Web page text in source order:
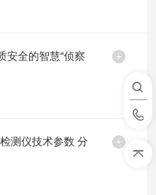
安全的智慧“侦察
测仪技术参数 分